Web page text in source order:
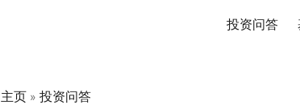
投资问答
主页 » 投资问答